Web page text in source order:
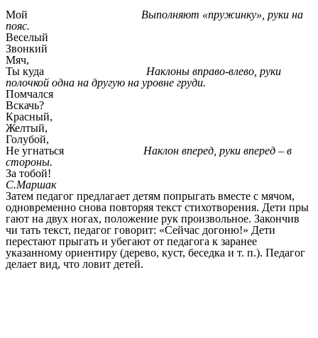
Мой
Выполняют «пружинку», руки на
пояс.
Веселый
Звонкий
Мяч,
Ты куда Наклоны вправо-влево, руки
полочкой одна на другую на уровне груди.
Помчался
Вскачь?
Красный,
Желтый,
Голубой,
Не угнаться Наклон вперед, руки вперед – в
стороны.
За тобой!
С.Маршак
Затем педагог предлагает детям попрыгать вместе с мячом,
одновременно снова повторяя текст стихотворения. Дети пры
гают на двух ногах, положение рук произвольное. Закончив
чи тать текст, педагог говорит: «Сейчас догоню!» Дети
перестают прыгать и убегают от педагога к заранее
указанному ориентиру (дерево, куст, беседка и т. п.). Педагог
делает вид, что ловит детей.